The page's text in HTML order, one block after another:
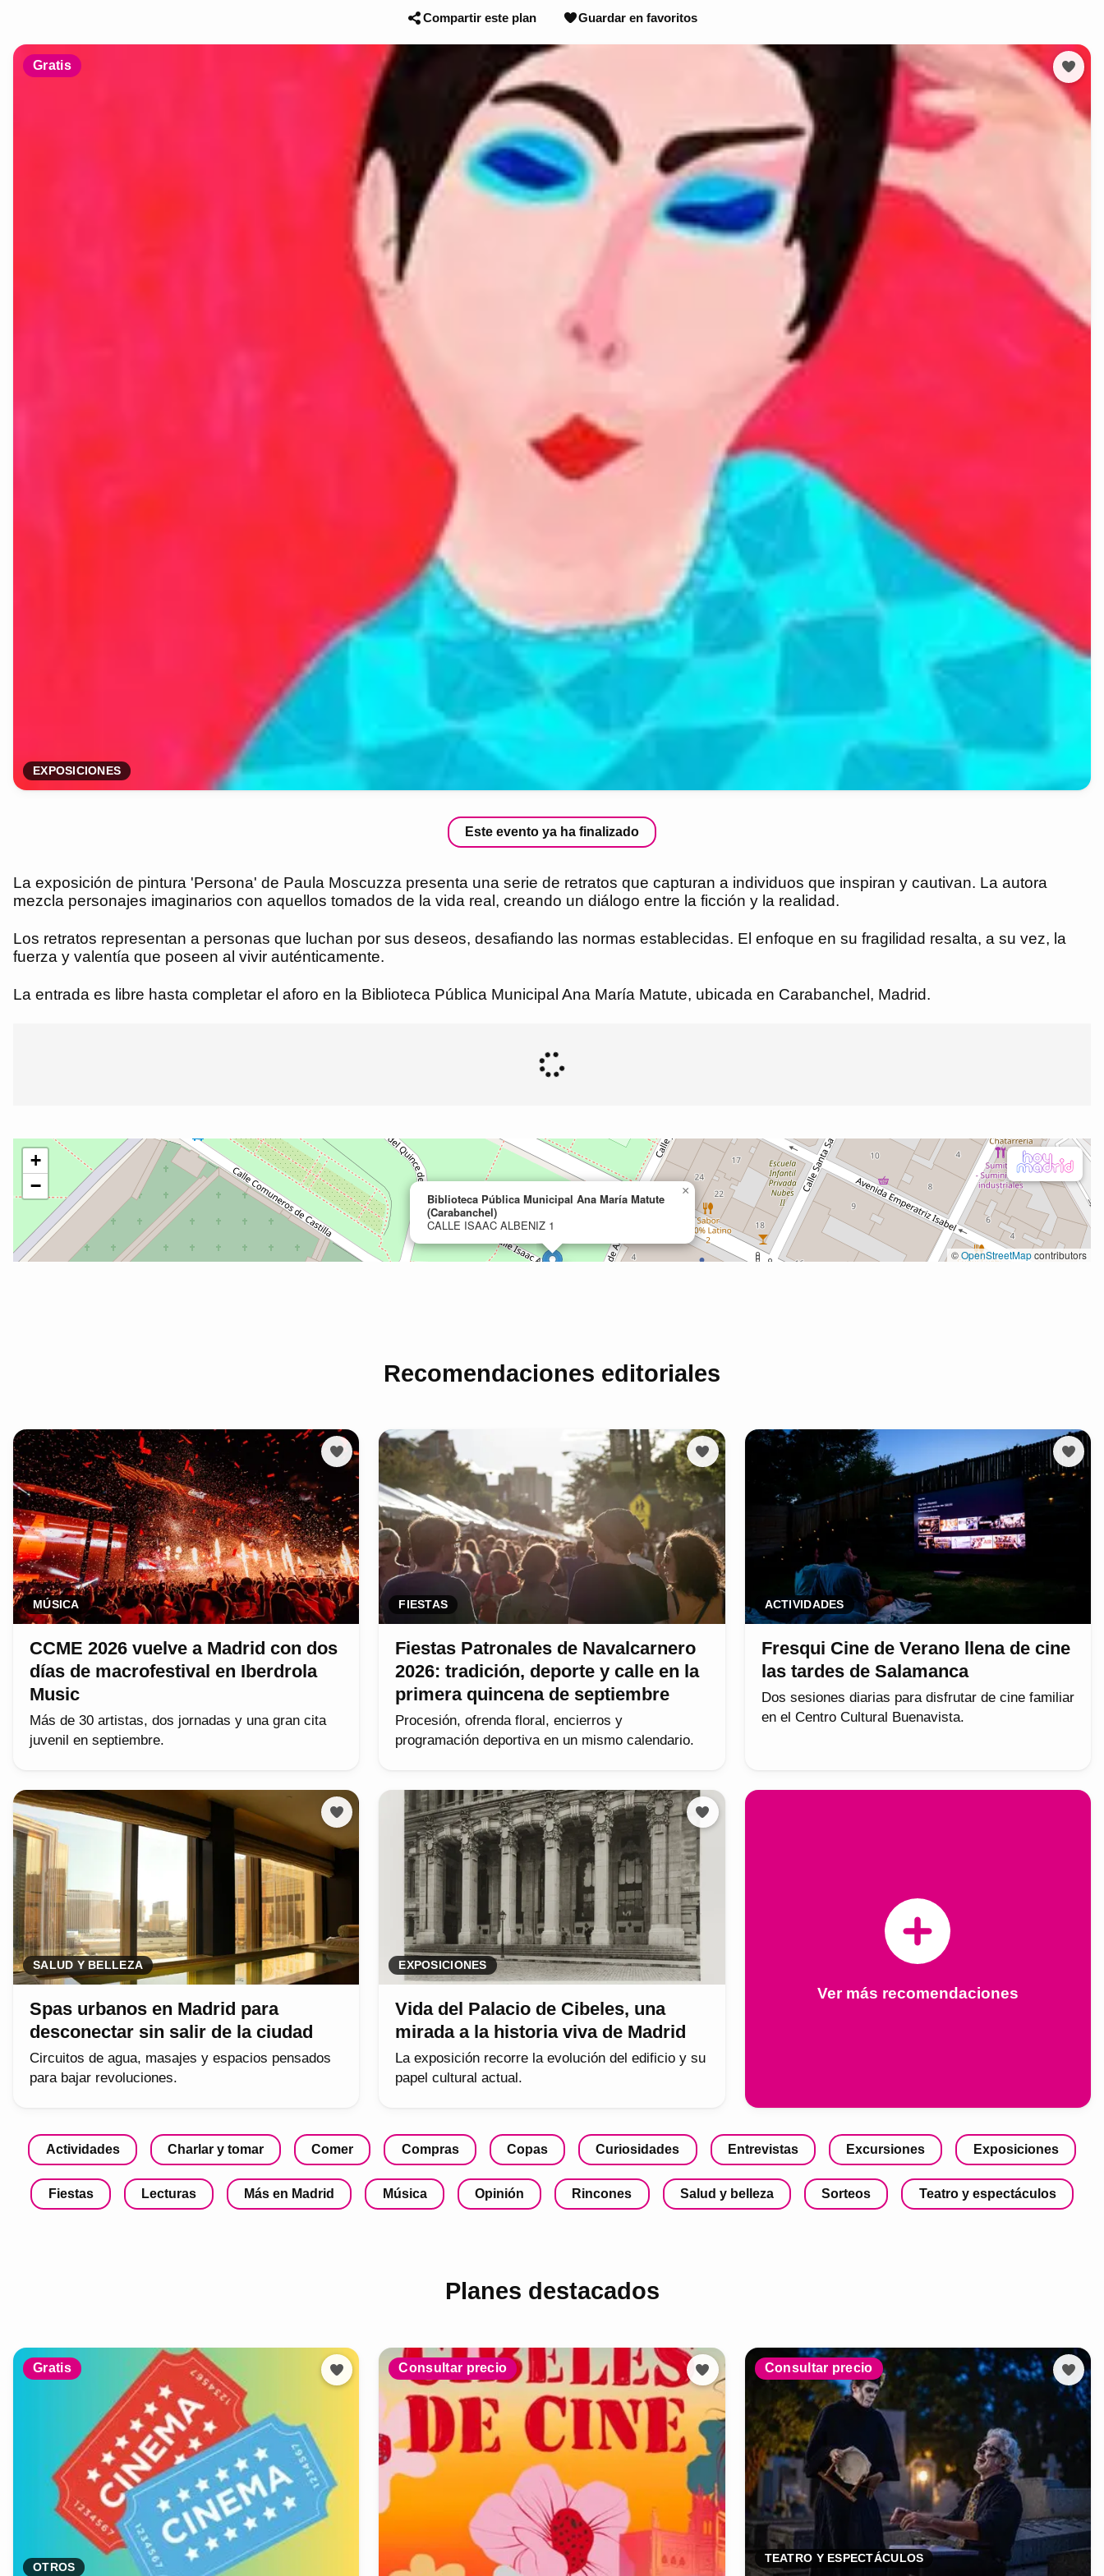
Compartir este plan Guardar en favoritos
Gratis
EXPOSICIONES
Este evento ya ha finalizado
La exposición de pintura 'Persona' de Paula Moscuzza presenta una serie de retratos que capturan a individuos que inspiran y cautivan. La autora
mezcla personajes imaginarios con aquellos tomados de la vida real, creando un diálogo entre la ficción y la realidad.
Los retratos representan a personas que luchan por sus deseos, desafiando las normas establecidas. El enfoque en su fragilidad resalta, a su vez, la
fuerza y valentía que poseen al vivir auténticamente.
La entrada es libre hasta completar el aforo en la Biblioteca Pública Municipal Ana María Matute, ubicada en Carabanchel, Madrid.
Recomendaciones editoriales
MÚSICA
CCME 2026 vuelve a Madrid con dos
días de macrofestival en Iberdrola
Music
Más de 30 artistas, dos jornadas y una gran cita
juvenil en septiembre.
FIESTAS
Fiestas Patronales de Navalcarnero
2026: tradición, deporte y calle en la
primera quincena de septiembre
Procesión, ofrenda floral, encierros y
programación deportiva en un mismo calendario.
ACTIVIDADES
Fresqui Cine de Verano llena de cine
las tardes de Salamanca
Dos sesiones diarias para disfrutar de cine familiar
en el Centro Cultural Buenavista.
SALUD Y BELLEZA
Spas urbanos en Madrid para
desconectar sin salir de la ciudad
Circuitos de agua, masajes y espacios pensados
para bajar revoluciones.
EXPOSICIONES
Vida del Palacio de Cibeles, una
mirada a la historia viva de Madrid
La exposición recorre la evolución del edificio y su
papel cultural actual.
Ver más recomendaciones
Actividades Charlar y tomar Comer Compras Copas Curiosidades Entrevistas Excursiones Exposiciones
Fiestas Lecturas Más en Madrid Música Opinión Rincones Salud y belleza Sorteos Teatro y espectáculos
Planes destacados
Gratis
OTROS
Consultar precio Consultar precio
TEATRO Y ESPECTÁCULOS